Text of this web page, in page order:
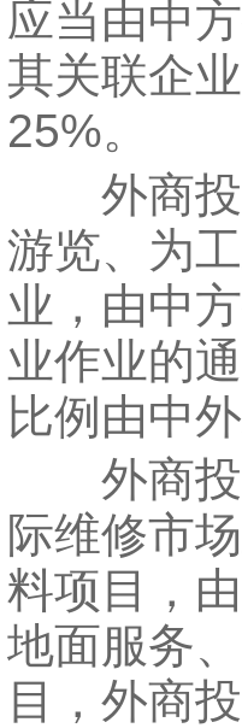
应当由中
其关联企
25%。
外商投
游览、为
业，由中
业作业的
比例由中
外商投
际维修市
料项目，
地面服务
目，外商